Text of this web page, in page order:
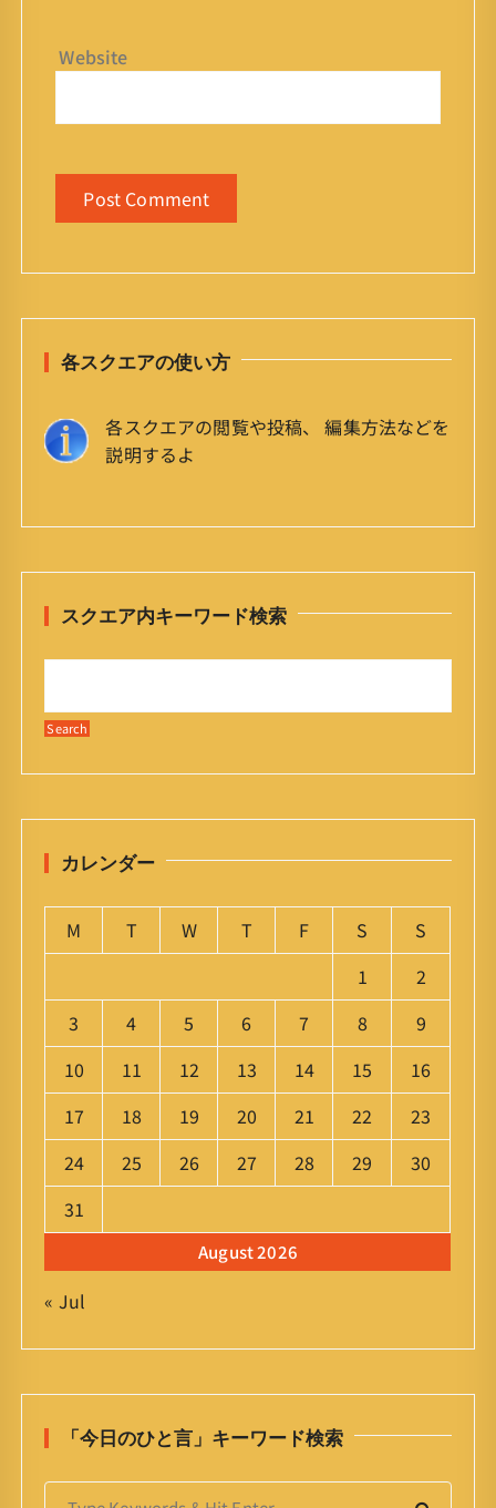
Website
各スクエアの使い方
各スクエアの閲覧や投稿、 編集方法などを
説明するよ
スクエア内キーワード検索
カレンダー
August 2026
M T W T F S
S
1
2
3
4 5 6 7 8
9
10
11 12 13 14 15
16
17
18 19 20 21 22
23
24
25 26 27 28 29
30
31
« Jul
「今日のひと言」キーワード検索
S